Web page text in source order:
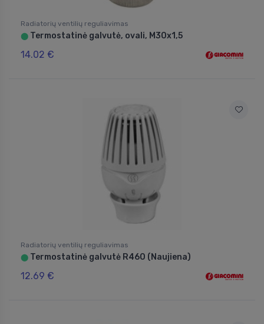
Radiatorių ventilių reguliavimas
⬤ Termostatinė galvutė, ovali, M30x1,5
14.02 €
Radiatorių ventilių reguliavimas
⬤ Termostatinė galvutė R460 (Naujiena)
12.69 €